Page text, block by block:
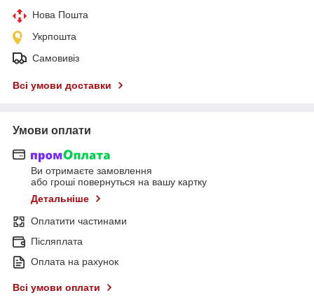
Нова Пошта
Укрпошта
Самовивіз
Всі умови доставки
Умови оплати
Ви отримаєте замовлення
або гроші повернуться на вашу картку
Детальніше
Оплатити частинами
Післяплата
Оплата на рахунок
Всі умови оплати